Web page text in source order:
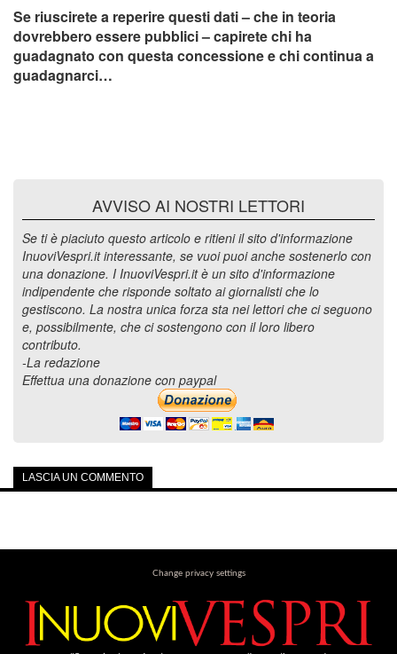
Se riuscirete a reperire questi dati – che in teoria
dovrebbero essere pubblici – capirete chi ha
guadagnato con questa concessione e chi continua a
guadagnarci…
AVVISO AI NOSTRI LETTORI
Se ti è piaciuto questo articolo e ritieni il sito d'informazione
InuoviVespri.it interessante, se vuoi puoi anche sostenerlo con
una donazione. I InuoviVespri.it è un sito d'informazione
indipendente che risponde soltato ai giornalisti che lo
gestiscono. La nostra unica forza sta nei lettori che ci seguono
e, possibilmente, che ci sostengono con il loro libero
contributo.
-La redazione
Effettua una donazione con paypal
LASCIA UN COMMENTO
Change privacy settings